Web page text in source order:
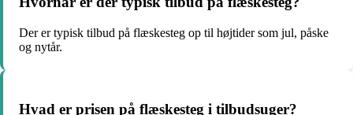
Der er typisk tilbud på flæskesteg op til højtider som jul, påske
og nytår.
Hvad er prisen på flæskesteg i tilbudsuger?